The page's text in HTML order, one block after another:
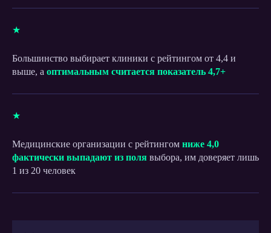
★
Большинство выбирает клиники с рейтингом от 4,4 и
выше, а оптимальным считается показатель 4,7+
★
Медицинские организации с рейтингом ниже 4,0
фактически выпадают из поля выбора, им доверяет лишь
1 из 20 человек